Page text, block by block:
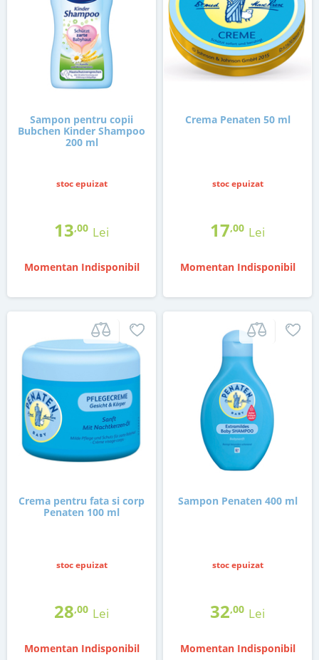
Sampon pentru copii
Bubchen Kinder Shampoo
200 ml
stoc epuizat
13,00 Lei
Momentan Indisponibil
Crema Penaten 50 ml
stoc epuizat
17,00 Lei
Momentan Indisponibil
Crema pentru fata si corp
Penaten 100 ml
stoc epuizat
28,00 Lei
Momentan Indisponibil
Sampon Penaten 400 ml
stoc epuizat
32,00 Lei
Momentan Indisponibil